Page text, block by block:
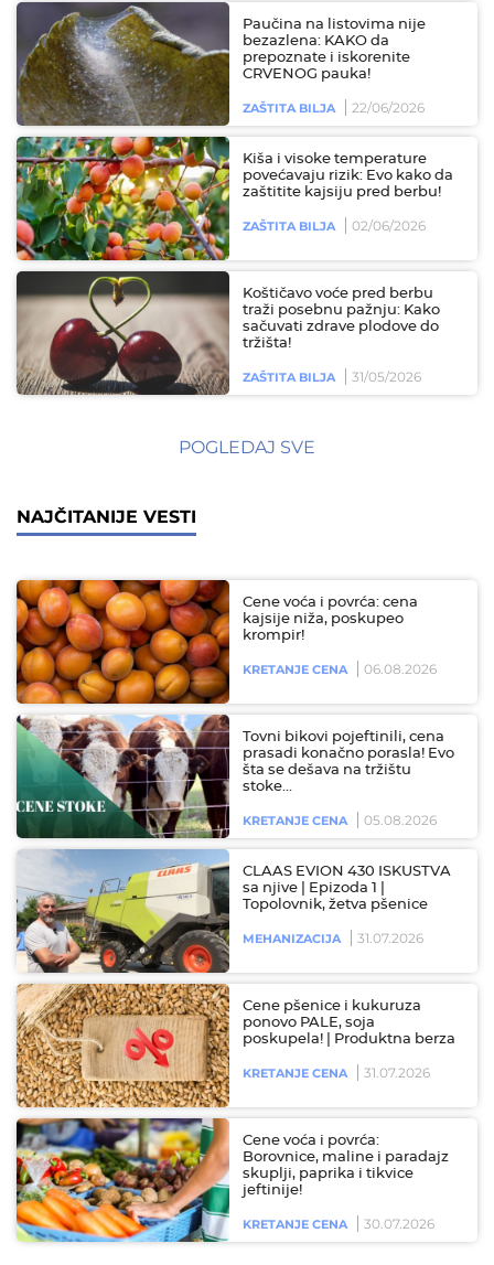
Paučina na listovima nije
bezazlena: KAKO da
prepoznate i iskorenite
CRVENOG pauka!
ZAŠTITA BILJA 22/06/2026
Kiša i visoke temperature
povećavaju rizik: Evo kako da
zaštitite kajsiju pred berbu!
ZAŠTITA BILJA 02/06/2026
Koštičavo voće pred berbu
traži posebnu pažnju: Kako
sačuvati zdrave plodove do
tržišta!
ZAŠTITA BILJA 31/05/2026
POGLEDAJ SVE
NAJČITANIJE VESTI
Cene voća i povrća: cena
kajsije niža, poskupeo
krompir!
KRETANJE CENA 06.08.2026
Tovni bikovi pojeftinili, cena
prasadi konačno porasla! Evo
šta se dešava na tržištu
stoke…
KRETANJE CENA 05.08.2026
CLAAS EVION 430 ISKUSTVA
sa njive | Epizoda 1 |
Topolovnik, žetva pšenice
MEHANIZACIJA 31.07.2026
Cene pšenice i kukuruza
ponovo PALE, soja
poskupela! | Produktna berza
KRETANJE CENA 31.07.2026
Cene voća i povrća:
Borovnice, maline i paradajz
skuplji, paprika i tikvice
jeftinije!
KRETANJE CENA 30.07.2026